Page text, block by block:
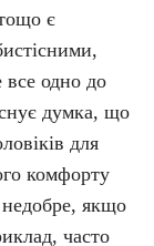
є
все одно до
думка, що
для
комфорту
якщо
часто